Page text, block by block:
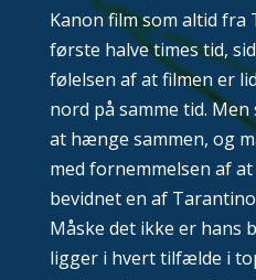
Kanon film som altid fra
første halve times tid,
følelsen af at filmen er
nord på samme tid.
at hænge sammen, og
med fornemmelsen af
bevidnet en af
Måske det ikke er hans
ligger i hvert tilfælde i